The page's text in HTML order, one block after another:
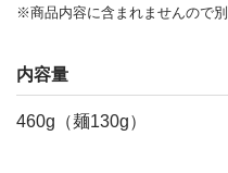
※商品内容に含まれませんので
内容量
460g（麺130g）